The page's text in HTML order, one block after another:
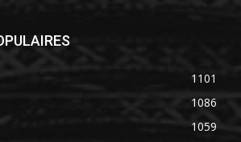
1101
1086
1059